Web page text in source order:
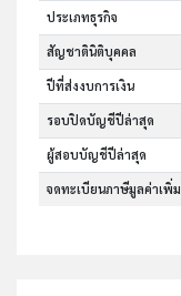
ประเภทธุรกิจ
สัญชาตินิติบุคคล
ปีที่ส่งงบการเงิน
รอบปิดบัญชีปีล่าสุด
ผู้สอบบัญชีปีล่าสุด
จดทะเบียนภาษีมูลค่าเพิ่ม